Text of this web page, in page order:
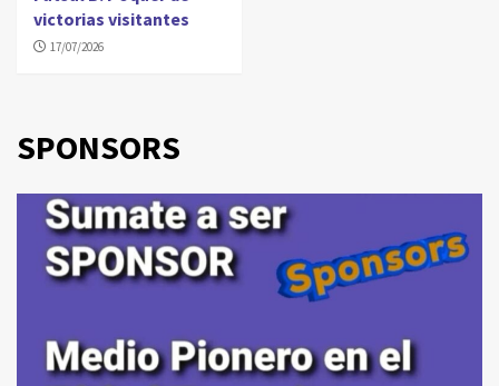
victorias visitantes
17/07/2026
SPONSORS